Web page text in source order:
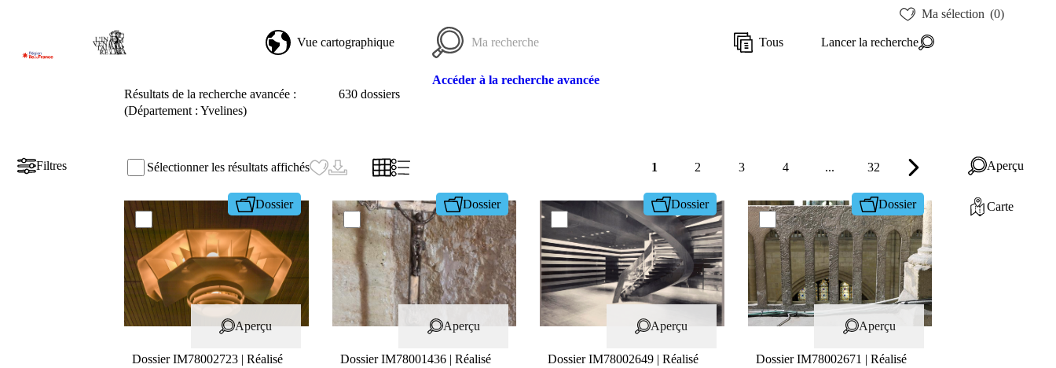
Ma sélection (0)
Vue cartographique Tous Lancer la recherche
Accéder à la recherche avancée
Filtres
Résultats de la recherche avancée :
630 dossiers
(Département : Yvelines)
Sélectionner les résultats affichés 1 2 3 4 ... 32
Dossier
Aperçu
Dossier IM78002723 | Réalisé
Dossier
Aperçu
Dossier IM78001436 | Réalisé
Dossier
Aperçu
Dossier IM78002649 | Réalisé
Dossier
Aperçu
Dossier IM78002671 | Réalisé
Aperçu
Carte